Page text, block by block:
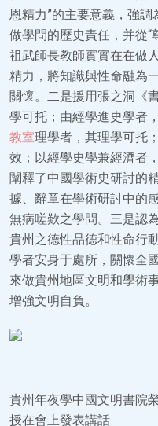
恩精力”的主要意義，強
做學問的歷史責任，并從“
祖武師長教師實實在在做人
精力，將知識與性命融為
關懷。二是援用張之洞《
學可托；由經學進史學者
教室理學者，其理學可托
效；以經學史學兼經濟者
闡釋了中國學術史研討的
據、辭章在學術研討中的
無病嗟歎之學問。三是認
貴州之德性品德和性命行
學者安身于處所，關懷全
來做貴州地區文明和學術
增強文明自負。
貴州年夜學中國文明書院
授在會上發表講話